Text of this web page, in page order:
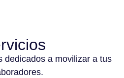
dedicados a movilizar a tus